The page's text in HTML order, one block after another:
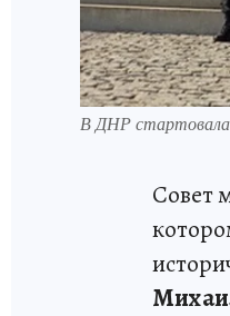
В ДНР стартовала
Совет